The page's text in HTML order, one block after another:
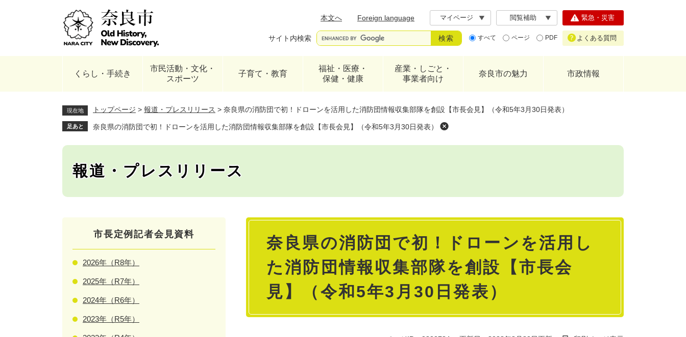
本文へ
Foreign language マイページ 閲覧補助
サイト内検索 すべて ページ PDF
緊急・災害
よくある質問
くらし・手続き
市民活動・文化・
スポーツ
子育て・教育
福祉・医療・
保健・健康
産業・しごと・
事業者向け
奈良市の魅力 市政情報
現在地 トップページ > 報道・プレスリリース > 奈良県の消防団で初！ドローンを活用した消防団情報収集部隊を創設【市長会見】（令和5年3月30日発表）
足あと 奈良県の消防団で初！ドローンを活用した消防団情報収集部隊を創設【市長会見】（令和5年3月30日発表）
報道・プレスリリース
本
奈良県の消防団で初！ドローンを活用し
た消防団情報収集部隊を創設【市長会
見】（令和5年3月30日発表）
市長定例記者会見資料
2026年（R8年）
2025年（R7年）
2024年（R6年）
2023年（R5年）